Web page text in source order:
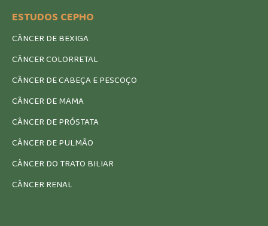
ESTUDOS CEPHO
CÂNCER DE BEXIGA
CÂNCER COLORRETAL
CÂNCER DE CABEÇA E PESCOÇO
CÂNCER DE MAMA
CÂNCER DE PRÓSTATA
CÂNCER DE PULMÃO
CÂNCER DO TRATO BILIAR
CÂNCER RENAL